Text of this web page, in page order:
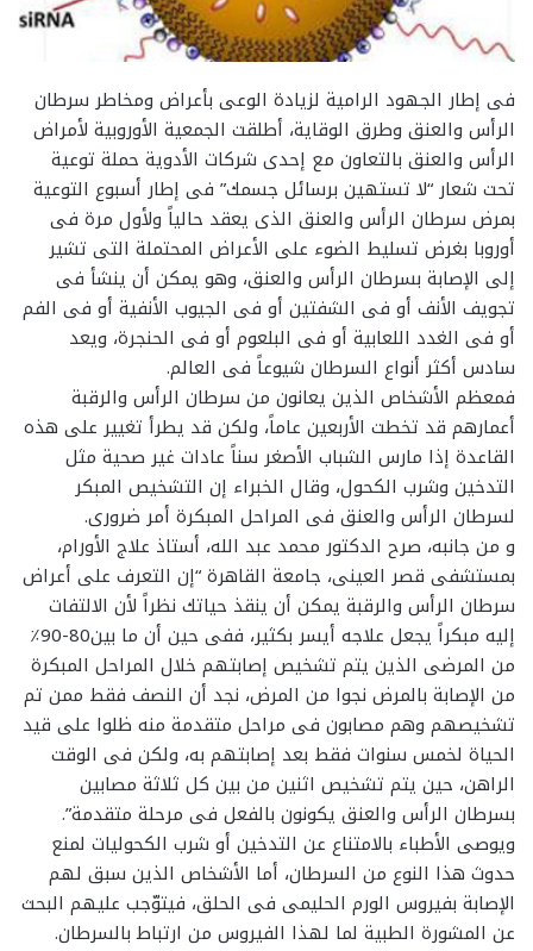
فى إطار الجهود الرامية لزيادة الوعى بأعراض ومخاطر سرطان
الرأس والعنق وطرق الوقاية، أطلقت الجمعية الأوروبية لأمراض
الرأس والعنق بالتعاون مع إحدى شركات الأدوية حملة توعية
تحت شعار “لا تستهين برسائل جسمك” فى إطار أسبوع التوعية
بمرض سرطان الرأس والعنق الذى يعقد حالياً ولأول مرة فى
أوروبا بغرض تسليط الضوء على الأعراض المحتملة التى تشير
إلى الإصابة بسرطان الرأس والعنق، وهو يمكن أن ينشأ فى
تجويف الأنف أو فى الشفتين أو فى الجيوب الأنفية أو فى الفم
أو فى الغدد اللعابية أو فى البلعوم أو فى الحنجرة، ويعد
سادس أكثر أنواع السرطان شيوعاً فى العالم.
فمعظم الأشخاص الذين يعانون من سرطان الرأس والرقبة
أعمارهم قد تخطت الأربعين عاماً، ولكن قد يطرأ تغيير على هذه
القاعدة إذا مارس الشباب الأصغر سناً عادات غير صحية مثل
التدخين وشرب الكحول، وقال الخبراء إن التشخيص المبكر
لسرطان الرأس والعنق فى المراحل المبكرة أمر ضرورى.
و من جانبه، صرح الدكتور محمد عبد الله، أستاذ علاج الأورام،
بمستشفى قصر العينى، جامعة القاهرة “إن التعرف على أعراض
سرطان الرأس والرقبة يمكن أن ينقذ حياتك نظراً لأن الالتفات
إليه مبكراً يجعل علاجه أيسر بكثير، ففى حين أن ما بين80-90٪
من المرضى الذين يتم تشخيص إصابتهم خلال المراحل المبكرة
من الإصابة بالمرض نجوا من المرض، نجد أن النصف فقط ممن تم
تشخيصهم وهم مصابون فى مراحل متقدمة منه ظلوا على قيد
الحياة لخمس سنوات فقط بعد إصابتهم به، ولكن فى الوقت
الراهن، حين يتم تشخيص اثنين من بين كل ثلاثة مصابين
بسرطان الرأس والعنق يكونون بالفعل فى مرحلة متقدمة”.
ويوصى الأطباء بالامتناع عن التدخين أو شرب الكحوليات لمنع
حدوث هذا النوع من السرطان، أما الأشخاص الذين سبق لهم
الإصابة بفيروس الورم الحليمى فى الحلق، فيتوّجب عليهم البحث
عن المشورة الطبية لما لهذا الفيروس من ارتباط بالسرطان.